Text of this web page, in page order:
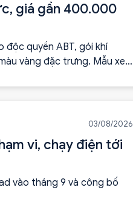
giá gần 400.000
độc quyền ABT, gói khí
vàng đặc trưng. Mẫu xe
03/08/2026
vi, chạy điện tới
vào tháng 9 và công bố